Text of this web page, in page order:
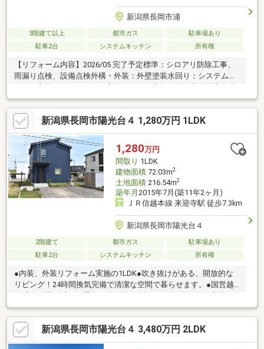
新潟県長岡市浦
3階建て以上 都市ガス
駐車場あり
駐車2台
システムキッチン 所有権
【リフォーム内容】2026/05 完了予定標準：シロアリ防除工事、
雨漏り点検、設備点検外構・外装：外壁塗装水回り：システムキ
装：間取変更、玄関扉交換、室内ドア交換、床材上張り、シュー
ズボックス交換、クロス張替えその他設備：給湯器交換、インタ
ーホン設置、火災警報器設置、照明器具交換【保証・補助金等】
住宅ローン控除対象、他各種税制優遇有
新潟県長岡市陽光台４ 1,280万円 1LDK
1,280万円
間取り 1LDK
建物面積72.03m2
土地面積216.54m2
築年月 2015年7月(築11年2ヶ月)
ＪＲ信越本線 来迎寺駅 徒歩7.3km
新潟県長岡市陽光台４
2階建て 都市ガス
駐車場あり
駐車2台
システムキッチン 所有権
●内装、外装リフォーム実施の1LDK●吹き抜けがある、開放的な
リビング！24時間換気完備で清潔な空間で暮らせます。●国営越
風通しが良く日当たり良好、ゆったりとした街並み●敷地面積約
65坪、家庭菜園やガーデニングが楽しめる！
新潟県長岡市陽光台４ 3,480万円 2LDK